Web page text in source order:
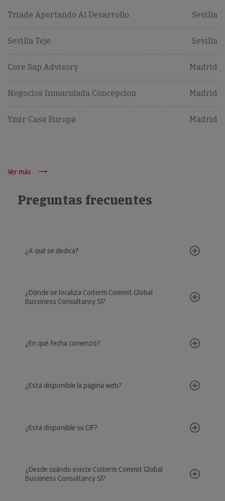
Triade Aportando Al Desarrollo Sevilla
Sevilla Teje Sevilla
Core Sap Advisory Madrid
Negocios Inmaculada Concepcion Madrid
Ymir Casa Europa Madrid
Ver más
Preguntas frecuentes
¿A qué se dedica?
¿Dónde se localiza Coiterm Commit Global
Bussiness Consultancy Sl?
¿En qué fecha comenzó?
¿Está disponible la página web?
¿Está disponible su CIF?
¿Desde cuándo existe Coiterm Commit Global
Bussiness Consultancy Sl?